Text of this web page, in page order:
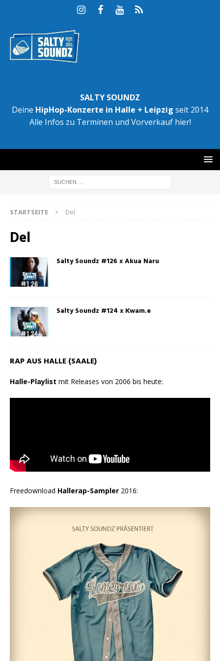
SALTY SOUNDZ
Deine HipHop-Konzerte in Halle + Leipzig seit 2014
Alle Infos zu Terminen und Vorverkauf hier!
STARTSEITE Del
Del
Salty Soundz #126 x Akua Naru
Salty Soundz #124 x Kwam.e
RAP AUS HALLE (SAALE)
Halle-Playlist mit Releases von 2006 bis heute:
Freedownload Hallerap-Sampler 2016: